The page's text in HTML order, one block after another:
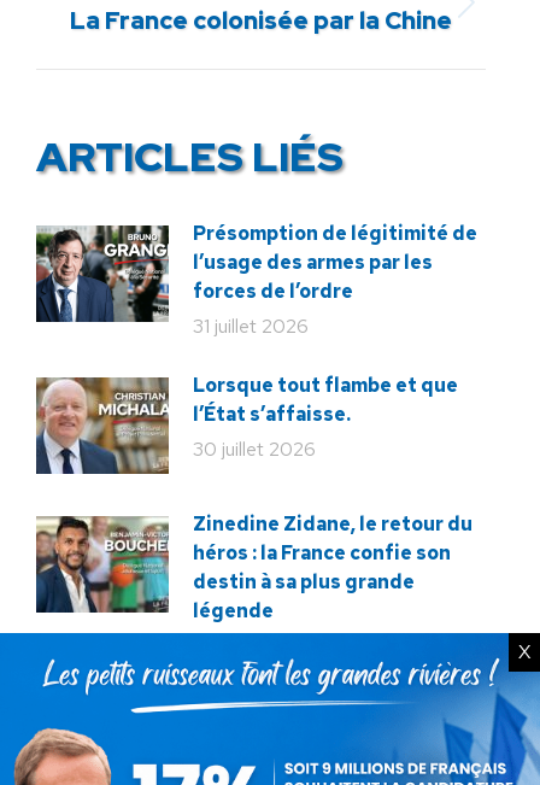
Article
suivant
:
La France colonisée par la Chine
ARTICLES LIÉS
Présomption de légitimité de
l’usage des armes par les
forces de l’ordre
31 juillet 2026
Lorsque tout flambe et que
l’État s’affaisse.
30 juillet 2026
Zinedine Zidane, le retour du
héros : la France confie son
destin à sa plus grande
légende
La liberté ou la Mort
X